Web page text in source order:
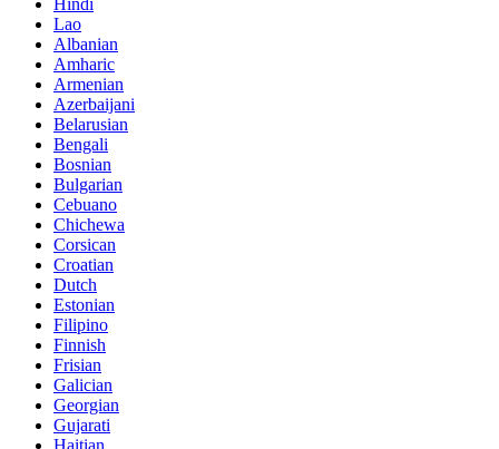
Hindi
Lao
Albanian
Amharic
Armenian
Azerbaijani
Belarusian
Bengali
Bosnian
Bulgarian
Cebuano
Chichewa
Corsican
Croatian
Dutch
Estonian
Filipino
Finnish
Frisian
Galician
Georgian
Gujarati